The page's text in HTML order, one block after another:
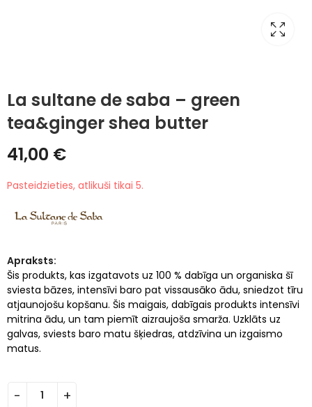
La sultane de saba – green
tea&ginger shea butter
41,00 €
Pasteidzieties, atlikuši tikai 5.
Apraksts:
Šis produkts, kas izgatavots uz 100 % dabīga un organiska šī
sviesta bāzes, intensīvi baro pat vissausāko ādu, sniedzot tīru
atjaunojošu kopšanu. Šis maigais, dabīgais produkts intensīvi
mitrina ādu, un tam piemīt aizraujoša smarža. Uzklāts uz
galvas, sviests baro matu šķiedras, atdzīvina un izgaismo
matus.